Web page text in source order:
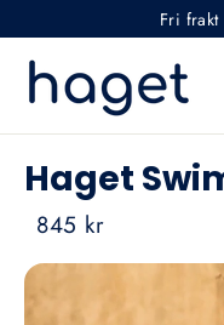
Fri frakt
Haget
845 kr